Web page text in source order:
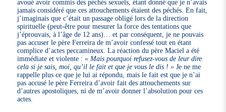
avoué avoir commis des péchés sexuels, étant donné que je n’avais
jamais considéré que ces attouchements étaient des péchés. En fait,
j’imaginais que c’était un passage obligé lors de la direction
spirituelle (peut-être pour mesurer la force des tentations que
j’éprouvais, à l’âge de 12 ans)… et par conséquent, je ne pouvais
pas accuser le père Ferreira de m’avoir confessé tout en étant
complice d’actes peccamineux. La réaction du père Maciel a été
immédiate et violente :« Mais pourquoi refusez-vous de leur dire
cela si je sais, moi, qu’il le fait et que je vous le dis ! » Je ne me
rappelle plus ce que je lui ai répondu, mais le fait est que je n’ai
pas accusé le père Ferreira d’avoir fait des attouchements sur
d’autres apostoliques, ni de m’avoir donner l’absolution pour ces
actes.